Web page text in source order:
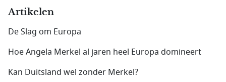
Artikelen
De Slag om Europa
Hoe Angela Merkel al jaren heel Europa domineert
Kan Duitsland wel zonder Merkel?